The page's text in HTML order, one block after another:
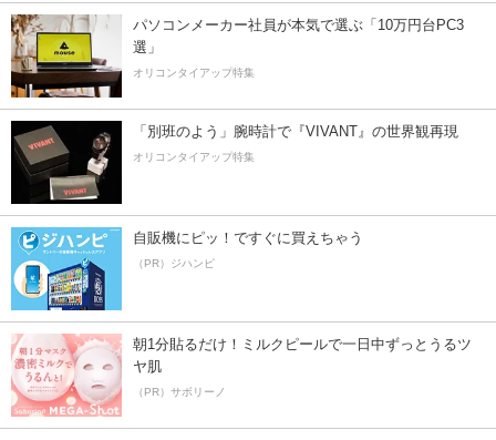
パソコンメーカー社員が本気で選ぶ「10万円台PC3
選」
オリコンタイアップ特集
「別班のよう」腕時計で『VIVANT』の世界観再現
オリコンタイアップ特集
自販機にピッ！ですぐに買えちゃう
（PR）ジハンピ
朝1分貼るだけ！ミルクピールで一日中ずっとうるツ
ヤ肌
（PR）サボリーノ